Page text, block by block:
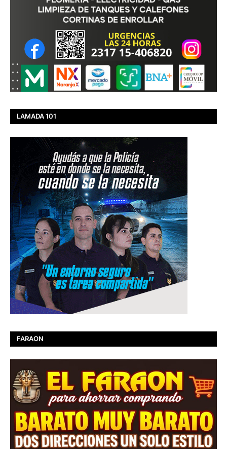
LAMADA 101
FARAON